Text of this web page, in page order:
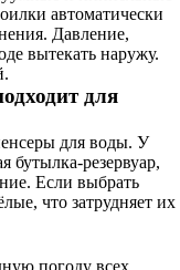
автоматически
Давление,
вытекать наружу.
для
для воды. У
бутылка-резервуар,
Если выбрать
что затрудняет их
погоду всех